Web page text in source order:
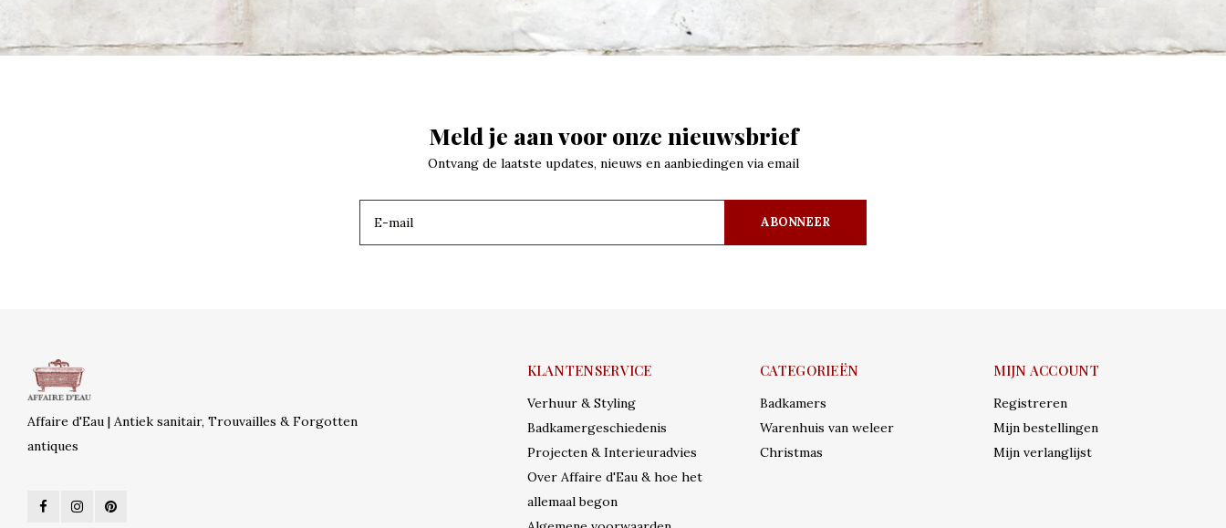
Meld je aan voor onze nieuwsbrief
Ontvang de laatste updates, nieuws en aanbiedingen via email
ABONNEER
Affaire d'Eau | Antiek sanitair, Trouvailles & Forgotten
antiques
KLANTENSERVICE
Verhuur & Styling
Badkamergeschiedenis
Projecten & Interieuradvies
Over Affaire d'Eau & hoe het
allemaal begon
CATEGORIEËN
Badkamers
Warenhuis van weleer
Christmas
MIJN ACCOUNT
Registreren
Mijn bestellingen
Mijn verlanglijst